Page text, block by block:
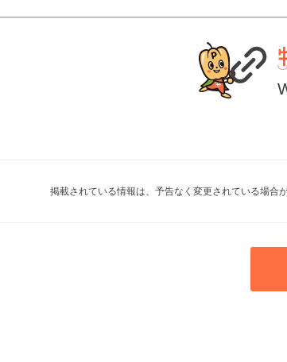
掲載されている情報は、予告なく変更されている場合